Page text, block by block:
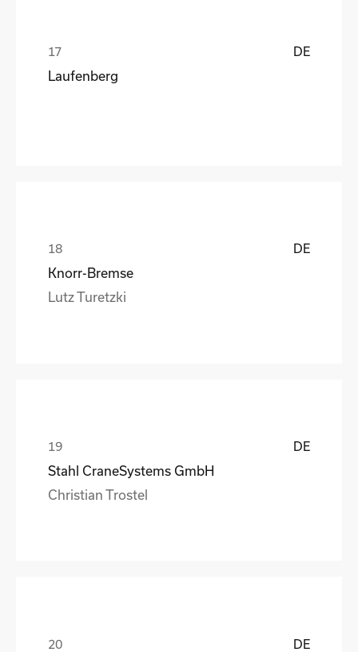
DE
Laufenberg
DE
Knorr-Bremse
Lutz Turetzki
DE
Stahl CraneSystems GmbH
Christian Trostel
DE